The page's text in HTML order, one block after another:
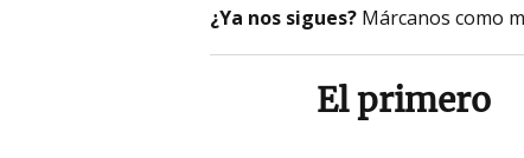
¿Ya nos sigues? Márcanos como
El primero